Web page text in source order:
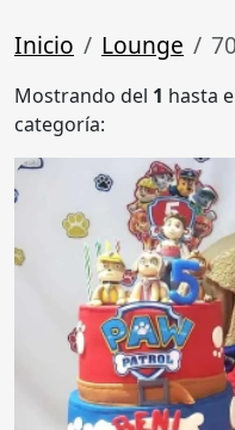
Inicio Lounge
Mostrando del 1 hasta
categoría: